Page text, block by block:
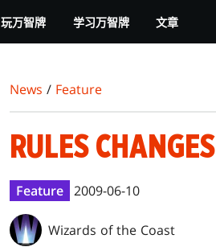
玩万智牌 学习万智牌 文章
News / Feature
RULES CHANGES
Feature 2009-06-10
Wizards of the Coast